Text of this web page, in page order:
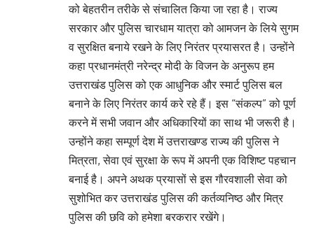
को बेहतरीन तरीके से संचालित किया जा रहा है। राज्य
सरकार और पुलिस चारधाम यात्रा को आमजन के लिये सुगम
व सुरक्षित बनाये रखने के लिए निरंतर प्रयासरत है। उन्होंने
कहा प्रधानमंत्री नरेन्द्र मोदी के विजन के अनुरूप हम
उत्तराखंड पुलिस को एक आधुनिक और स्मार्ट पुलिस बल
बनाने के लिए निरंतर कार्य करे रहे हैं। इस “संकल्प” को पूर्ण
करने में सभी जवान और अधिकारियों का साथ भी जरूरी है।
उन्होंने कहा सम्पूर्ण देश में उत्तराखण्ड राज्य की पुलिस ने
मित्रता, सेवा एवं सुरक्षा के रूप में अपनी एक विशिष्ट पहचान
बनाई है। अपने अथक प्रयासों से इस गौरवशाली सेवा को
सुशोभित कर उत्तराखंड पुलिस की कर्तव्यनिष्ठ और मित्र
पुलिस की छवि को हमेशा बरकरार रखेंगे।